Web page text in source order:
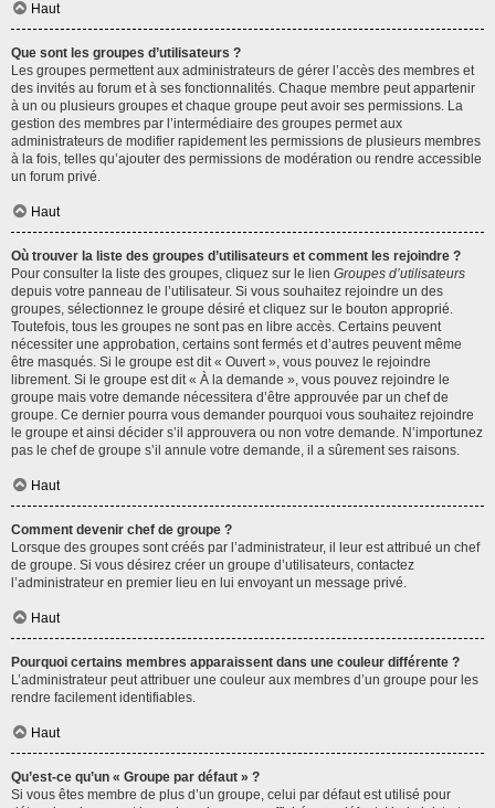
Haut
Que sont les groupes d’utilisateurs ?
Les groupes permettent aux administrateurs de gérer l’accès des membres et
des invités au forum et à ses fonctionnalités. Chaque membre peut appartenir
à un ou plusieurs groupes et chaque groupe peut avoir ses permissions. La
gestion des membres par l’intermédiaire des groupes permet aux
administrateurs de modifier rapidement les permissions de plusieurs membres
à la fois, telles qu’ajouter des permissions de modération ou rendre accessible
un forum privé.
Haut
Où trouver la liste des groupes d’utilisateurs et comment les rejoindre ?
Pour consulter la liste des groupes, cliquez sur le lien Groupes d’utilisateurs
depuis votre panneau de l’utilisateur. Si vous souhaitez rejoindre un des
groupes, sélectionnez le groupe désiré et cliquez sur le bouton approprié.
Toutefois, tous les groupes ne sont pas en libre accès. Certains peuvent
nécessiter une approbation, certains sont fermés et d’autres peuvent même
être masqués. Si le groupe est dit « Ouvert », vous pouvez le rejoindre
librement. Si le groupe est dit « À la demande », vous pouvez rejoindre le
groupe mais votre demande nécessitera d’être approuvée par un chef de
groupe. Ce dernier pourra vous demander pourquoi vous souhaitez rejoindre
le groupe et ainsi décider s’il approuvera ou non votre demande. N’importunez
pas le chef de groupe s’il annule votre demande, il a sûrement ses raisons.
Haut
Comment devenir chef de groupe ?
Lorsque des groupes sont créés par l’administrateur, il leur est attribué un chef
de groupe. Si vous désirez créer un groupe d’utilisateurs, contactez
l’administrateur en premier lieu en lui envoyant un message privé.
Haut
Pourquoi certains membres apparaissent dans une couleur différente ?
L’administrateur peut attribuer une couleur aux membres d’un groupe pour les
rendre facilement identifiables.
Haut
Qu’est-ce qu’un « Groupe par défaut » ?
Si vous êtes membre de plus d’un groupe, celui par défaut est utilisé pour